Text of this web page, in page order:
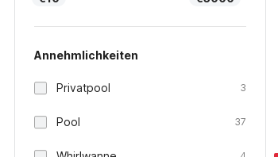
Annehmlichkeiten
Privatpool 3
Pool 37